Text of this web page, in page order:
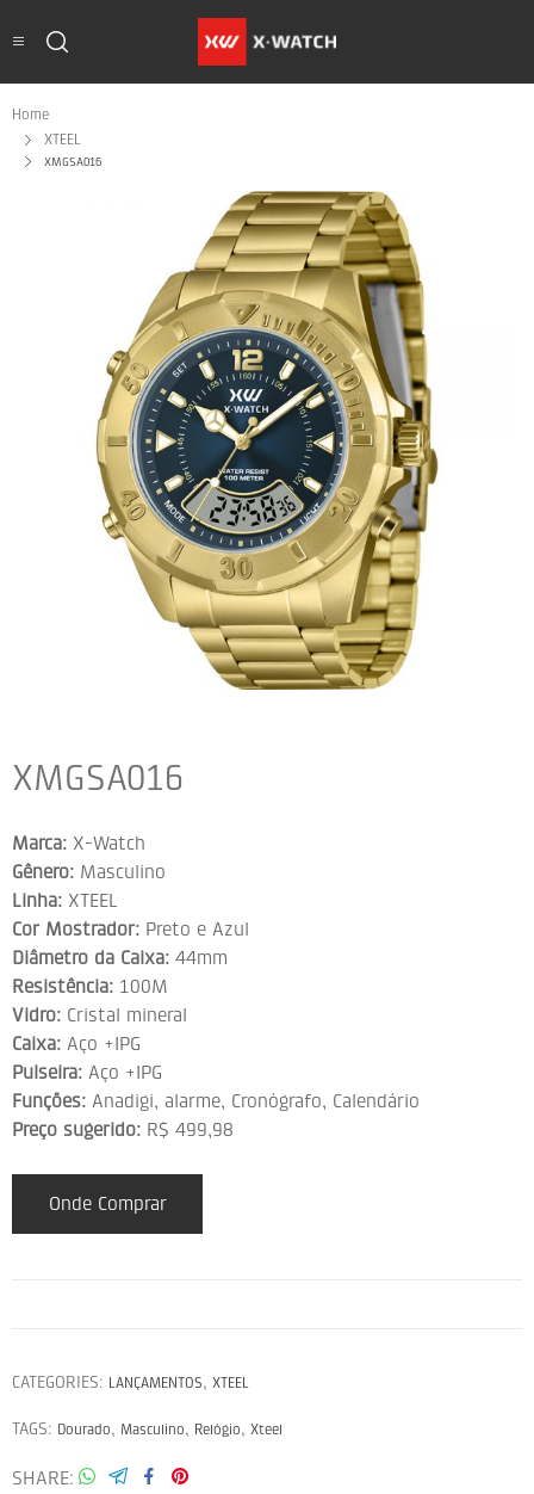
Home
XTEEL
XMGSA016
XMGSA016
Marca: X-Watch
Gênero: Masculino
Linha: XTEEL
Cor Mostrador: Preto e Azul
Diâmetro da Caixa: 44mm
Resistência: 100M
Vidro: Cristal mineral
Caixa: Aço +IPG
Pulseira: Aço +IPG
Funções: Anadigi, alarme, Cronógrafo, Calendário
Preço sugerido: R$ 499,98
Onde Comprar
CATEGORIES: LANÇAMENTOS, XTEEL
TAGS: Dourado, Masculino, Relógio, Xteel
SHARE